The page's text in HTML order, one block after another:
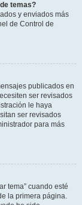
temas?
y enviados más
de Control de
publicados en
ser revisados
le haya
ser revisados
para más
tema” cuando esté
la primera página.